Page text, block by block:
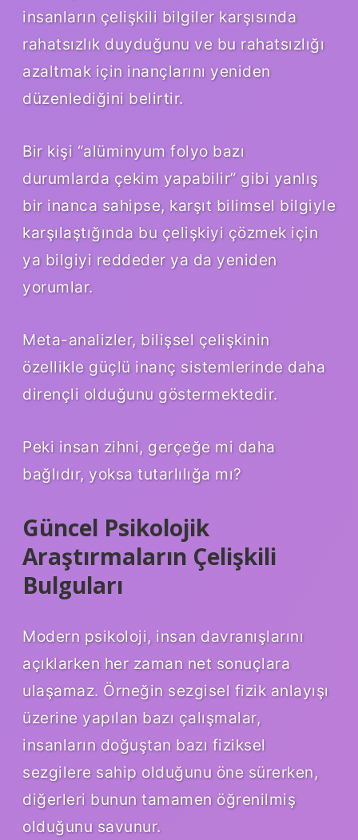
insanların çelişkili bilgiler karşısında
rahatsızlık duyduğunu ve bu rahatsızlığı
azaltmak için inançlarını yeniden
düzenlediğini belirtir.
Bir kişi “alüminyum folyo bazı
durumlarda çekim yapabilir” gibi yanlış
bir inanca sahipse, karşıt bilimsel bilgiyle
karşılaştığında bu çelişkiyi çözmek için
ya bilgiyi reddeder ya da yeniden
yorumlar.
Meta-analizler, bilişsel çelişkinin
özellikle güçlü inanç sistemlerinde daha
dirençli olduğunu göstermektedir.
Peki insan zihni, gerçeğe mi daha
bağlıdır, yoksa tutarlılığa mı?
Güncel Psikolojik
Araştırmaların Çelişkili
Bulguları
Modern psikoloji, insan davranışlarını
açıklarken her zaman net sonuçlara
ulaşamaz. Örneğin sezgisel fizik anlayışı
üzerine yapılan bazı çalışmalar,
insanların doğuştan bazı fiziksel
sezgilere sahip olduğunu öne sürerken,
diğerleri bunun tamamen öğrenilmiş
olduğunu savunur.